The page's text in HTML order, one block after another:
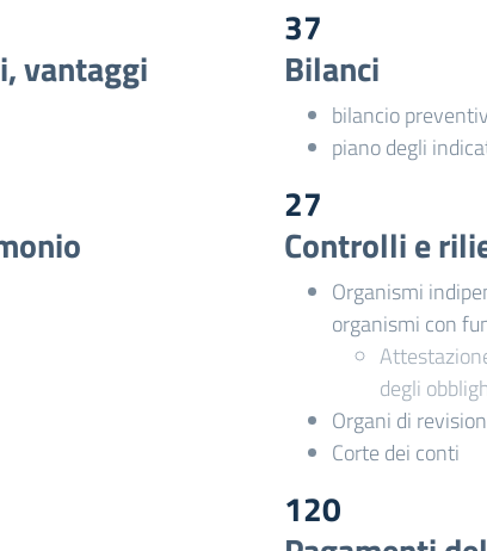
vantaggi
37
Bilanci
bilancio
piano degli
27
Controlli e
Organismi
organismi con
degli
Organi di
Corte dei conti
120